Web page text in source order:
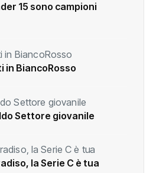
15 sono campioni
in BiancoRosso
Settore giovanile
la Serie C è tua